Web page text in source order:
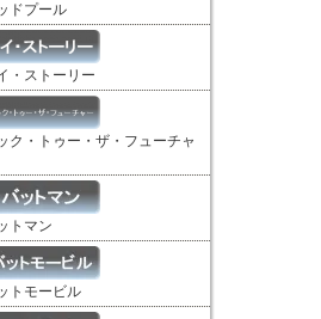
ドプール
・ストーリー
ク・トゥー・ザ・フューチャ
トマン
トモービル